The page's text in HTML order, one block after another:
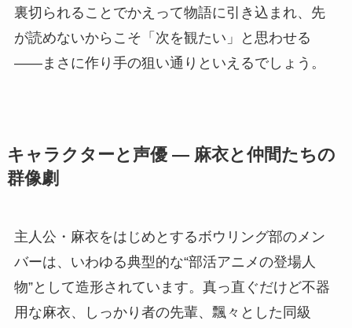
裏切られることでかえって物語に引き込まれ、先
が読めないからこそ「次を観たい」と思わせる
――まさに作り手の狙い通りといえるでしょう。
キャラクターと声優 ― 麻衣と仲間たちの
群像劇
主人公・麻衣をはじめとするボウリング部のメン
バーは、いわゆる典型的な“部活アニメの登場人
物”として造形されています。真っ直ぐだけど不器
用な麻衣、しっかり者の先輩、飄々とした同級